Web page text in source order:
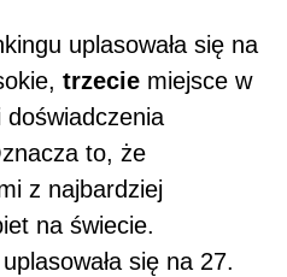
uplasowała się na
trzecie miejsce w
doświadczenia
to, że
z najbardziej
na świecie.
się na 27.